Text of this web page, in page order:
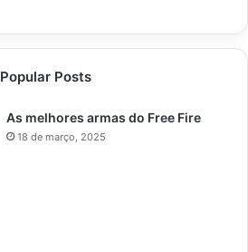
Popular Posts
As melhores armas do Free Fire
18 de março, 2025